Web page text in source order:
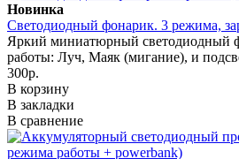
Новинка
Светодиодный фонарик. 3 режима,
Яркий миниатюрный светодиодный
работы: Луч, Маяк (мигание), и
300р.
В корзину
В закладки
В сравнение